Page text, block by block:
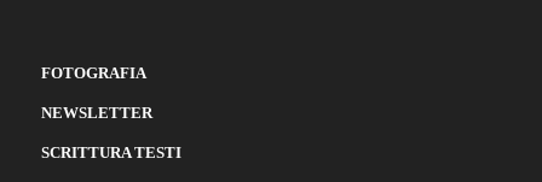
FOTOGRAFIA
NEWSLETTER
SCRITTURA TESTI